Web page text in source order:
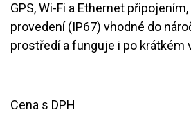
GPS, Wi-Fi a Ethernet
provedení (IP67) vhodné do
prostředí a funguje i po krátkém
Cena s DPH